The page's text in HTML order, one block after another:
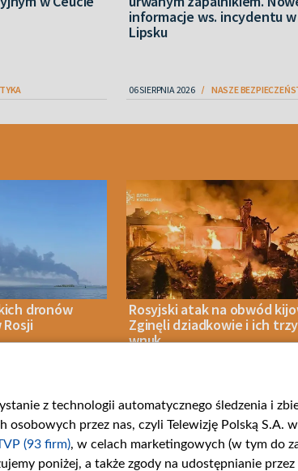
informacje ws. incydentu w
Lipsku
06 SIERPNIA 2026 NASZE
dronów
Rosyjski atak na obwód
Zginęli dziadkowie i ich
wnuk
08 SIERPNIA 2026 WOJNA
z technologii automatycznego śledzenia i
przez nas, czyli Telewizję Polską S.A.
(93 firm), w celach marketingowych (w tym do
poniżej, a także zgody na udostępnianie